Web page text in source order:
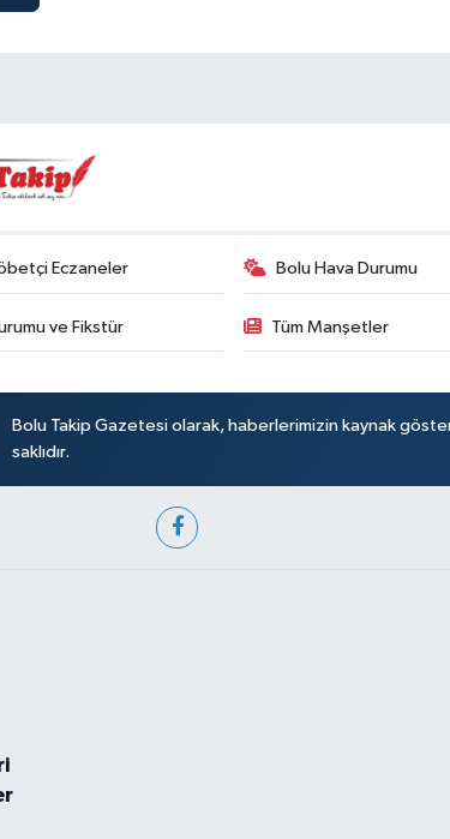
Eczaneler Bolu Hava Durumu
ve Fikstür Tüm Manşetler
Bolu Takip Gazetesi olarak, haberlerimizin kaynak
saklıdır.